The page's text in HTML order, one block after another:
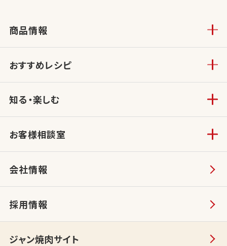
商品情報
おすすめレシピ
知る・楽しむ
お客様相談室
会社情報
採用情報
ジャン焼肉サイト